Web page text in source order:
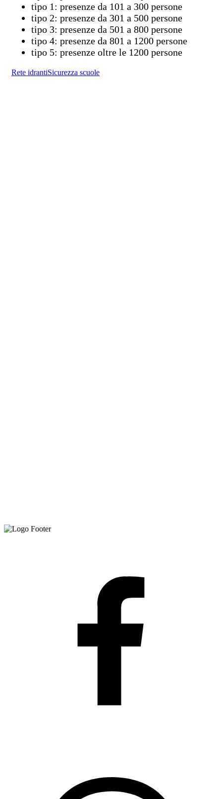
tipo 1: presenze da 101 a 300 persone
tipo 2: presenze da 301 a 500 persone
tipo 3: presenze da 501 a 800 persone
tipo 4: presenze da 801 a 1200 persone
tipo 5: presenze oltre le 1200 persone
Rete idrantiSicurezza scuole